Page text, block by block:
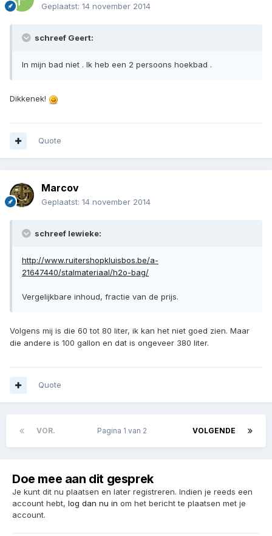
Geplaatst: 14 november 2014
schreef Geert:
In mijn bad niet . Ik heb een 2 persoons hoekbad .
Dikkenek!
Quote
Marcov
Geplaatst: 14 november 2014
schreef lewieke:
http://www.ruitershopkluisbos.be/a-
21647440/stalmateriaal/h2o-bag/
Vergelijkbare inhoud, fractie van de prijs.
Volgens mij is die 60 tot 80 liter, ik kan het niet goed zien. Maar
die andere is 100 gallon en dat is ongeveer 380 liter.
Quote
VOR. VOLGENDE
Pagina 1 van 2
Doe mee aan dit gesprek
Je kunt dit nu plaatsen en later registreren. Indien je reeds een
account hebt, log dan nu in om het bericht te plaatsen met je
account.